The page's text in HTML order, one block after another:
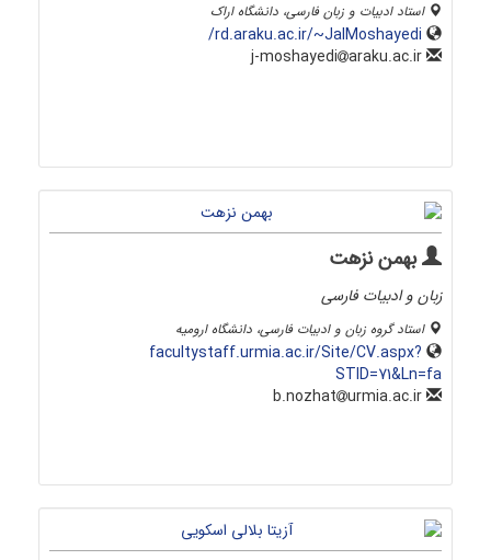
استاد ادبیات و زبان فارسی، دانشگاه اراک
rd.araku.ac.ir/~JalMoshayedi/
araku.ac.ir
بهمن نزهت
زبان و ادبیات فارسی
استاد گروه زبان و ادبیات فارسی، دانشگاه ارومیه
facultystaff.urmia.ac.ir/Site/CV.aspx?
STID=71&Ln=fa
urmia.ac.ir